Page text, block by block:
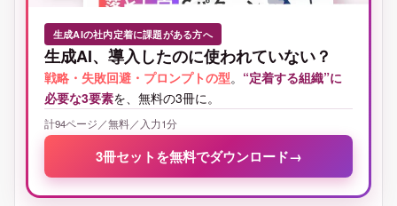
生成AIの社内定着に課題がある方へ
生成AI、導入したのに使われていない？
戦略・失敗回避・プロンプトの型。 “定着する組織”に
必要な3要素を、無料の3冊に。
計94ページ／無料／入力1分
3冊セットを無料でダウンロード→